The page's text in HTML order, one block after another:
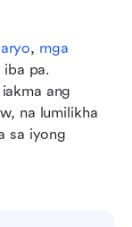
, mga
iba pa.
ang
na lumilikha
sa iyong